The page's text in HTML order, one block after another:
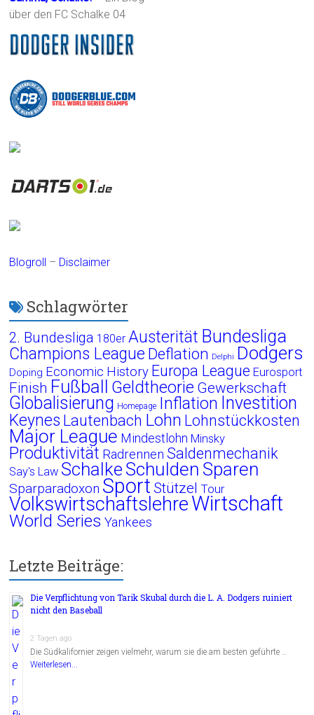
über den FC Schalke 04
Blogroll – Disclaimer
Schlagwörter
2. Bundesliga 180er Austerität Bundesliga
Champions League Deflation Delphi Dodgers
Doping Economic History Europa League Eurosport
Finish Fußball Geldtheorie Gewerkschaft
Globalisierung Homepage Inflation Investition
Keynes Lautenbach Lohn Lohnstückkosten
Major League Mindestlohn Minsky
Produktivität Radrennen Saldenmechanik
Say's Law Schalke Schulden Sparen
Sparparadoxon Sport Stützel Tour
VolkswirtschaftslehreWirtschaft
World Series Yankees
Letzte Beiträge:
Die Verpflichtung von Tarik Skubal durch die L. A. Dodgers ruiniert
nicht den Baseball
2 Tagen ago
Die Südkalifornier zeigen vielmehr, warum sie die am besten geführte …
Weiterlesen...